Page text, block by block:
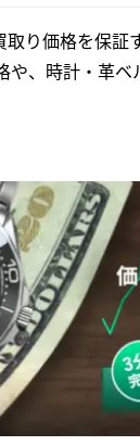
り価格を保証
、時計・革